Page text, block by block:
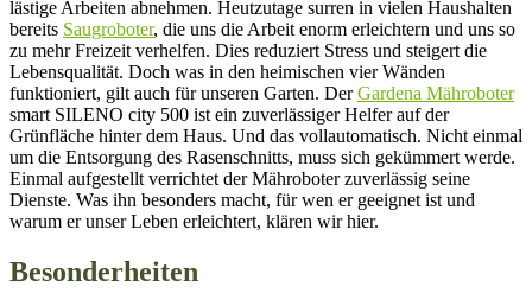
lästige Arbeiten abnehmen. Heutzutage surren in vielen Haushalten
bereits Saugroboter, die uns die Arbeit enorm erleichtern und uns so
zu mehr Freizeit verhelfen. Dies reduziert Stress und steigert die
Lebensqualität. Doch was in den heimischen vier Wänden
funktioniert, gilt auch für unseren Garten. DerGardena Mähroboter
smart SILENO city 500 ist ein zuverlässiger Helfer auf der
Grünfläche hinter dem Haus. Und das vollautomatisch. Nicht einmal
um die Entsorgung des Rasenschnitts, muss sich gekümmert werde.
Einmal aufgestellt verrichtet der Mähroboter zuverlässig seine
Dienste. Was ihn besonders macht, für wen er geeignet ist und
warum er unser Leben erleichtert, klären wir hier.
Besonderheiten